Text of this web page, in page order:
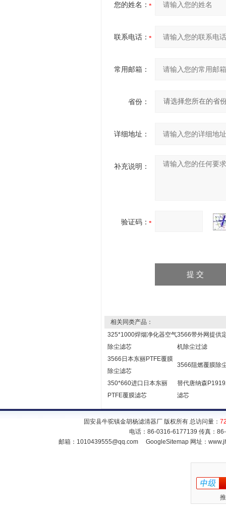
您的姓名：
联系电话：
常用邮箱：
省份：
详细地址：
补充说明：
验证码：
相关同类产品：
325*1000焊烟净化器空气
除尘滤芯
3566带外网提供
机除尘过滤
3566日本东丽PTFE覆膜
除尘滤芯
3566阻燃覆膜除
350*660进口日本东丽
PTFE覆膜滤芯
替代唐纳森
滤芯
固安县牛驼镇金胡杨滤清器厂 版权所有 总访问量：
电话：86-0316-6177139 传真：
邮箱： 1010439555@qq.com GoogleSitemap网址：